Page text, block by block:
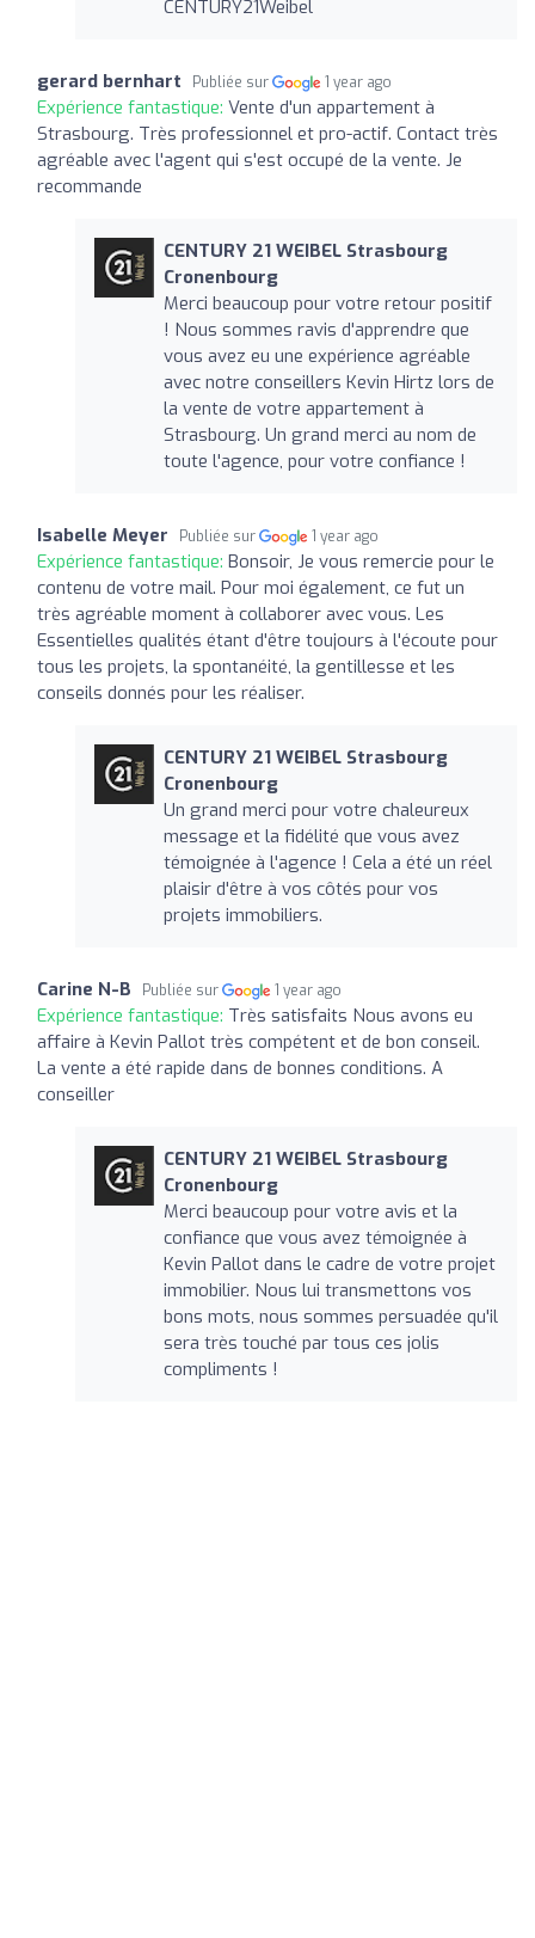
CENTURY21Weibel
gerard bernhart Publiée sur 1 year ago
Expérience fantastique: Vente d'un appartement à
Strasbourg. Très professionnel et pro-actif. Contact très
agréable avec l'agent qui s'est occupé de la vente. Je
recommande
CENTURY 21 WEIBEL Strasbourg
Cronenbourg
Merci beaucoup pour votre retour positif
! Nous sommes ravis d'apprendre que
vous avez eu une expérience agréable
avec notre conseillers Kevin Hirtz lors de
la vente de votre appartement à
Strasbourg. Un grand merci au nom de
toute l'agence, pour votre confiance !
Isabelle Meyer Publiée sur 1 year ago
Expérience fantastique: Bonsoir, Je vous remercie pour le
contenu de votre mail. Pour moi également, ce fut un
très agréable moment à collaborer avec vous. Les
Essentielles qualités étant d'être toujours à l'écoute pour
tous les projets, la spontanéité, la gentillesse et les
conseils donnés pour les réaliser.
CENTURY 21 WEIBEL Strasbourg
Cronenbourg
Un grand merci pour votre chaleureux
message et la fidélité que vous avez
témoignée à l'agence ! Cela a été un réel
plaisir d'être à vos côtés pour vos
projets immobiliers.
Carine N-B Publiée sur 1 year ago
Expérience fantastique: Très satisfaits Nous avons eu
affaire à Kevin Pallot très compétent et de bon conseil.
La vente a été rapide dans de bonnes conditions. A
conseiller
CENTURY 21 WEIBEL Strasbourg
Cronenbourg
Merci beaucoup pour votre avis et la
confiance que vous avez témoignée à
Kevin Pallot dans le cadre de votre projet
immobilier. Nous lui transmettons vos
bons mots, nous sommes persuadée qu'il
sera très touché par tous ces jolis
compliments !